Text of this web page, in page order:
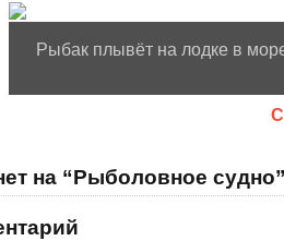
Рыбак плывёт на лодке в
на “Рыболовное судно”